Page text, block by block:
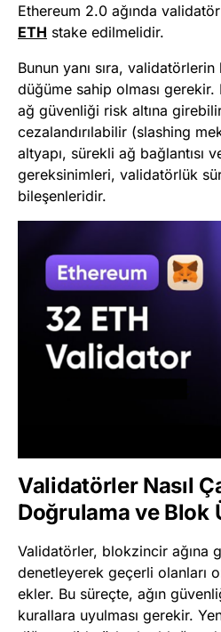
Ethereum 2.0 ağında
ETH stake edilmelidir.
Bunun yanı sıra,
düğüme sahip olması gerekir.
ağ güvenliği risk altına
cezalandırılabilir (slashing
altyapı, sürekli ağ bağlantısı
gereksinimleri, validatörlük
bileşenleridir.
Validatörler Nasıl
Doğrulama ve Blok
Validatörler, blokzincir ağına
denetleyerek geçerli olanları
ekler. Bu süreçte, ağın
kurallara uyulması gerekir.